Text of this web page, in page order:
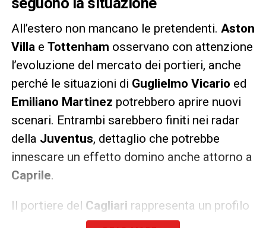
All’estero non mancano le pretendenti. Aston
Villae Tottenham osservano con attenzione
l’evoluzione del mercato dei portieri, anche
perché le situazioni di Guglielmo Vicario ed
Emiliano Martinez potrebbero aprire nuovi
scenari. Entrambi sarebbero finiti nei radar
della Juventus, dettaglio che potrebbe
innescare un effetto domino anche attorno a
Caprile.
Il portiere del Cagliari rappresenta un profilo
giovane, affidabile e con margini ancora